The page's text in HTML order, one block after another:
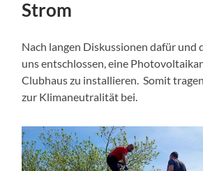
Strom
Nach langen Diskussionen dafür und
uns entschlossen, eine
Clubhaus zu installieren. Somit
zur Klimaneutralität bei.